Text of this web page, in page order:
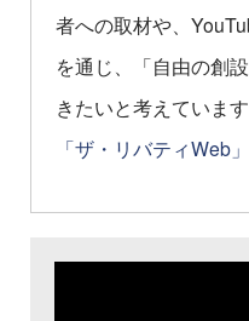
者への取材や、
を通じ、「自由の創
きたいと考えています
「ザ・リバティWeb